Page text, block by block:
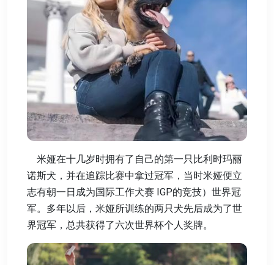
米娅在十几岁时拥有了自己的第一只比利时玛丽
诺斯犬，并在追踪比赛中拿过冠军，当时米娅便立
志有朝一日成为国际工作犬赛 IGP的竞技）世界冠
军。多年以后，米娅所训练的两只犬先后成为了世
界冠军，总共获得了六次世界杯个人奖牌。